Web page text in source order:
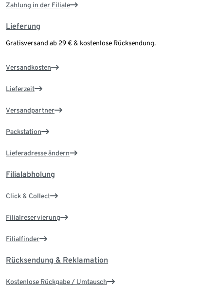
Zahlung in der Filiale
Lieferung
Gratisversand ab 29 € & kostenlose Rücksendung.
Versandkosten
Lieferzeit
Versandpartner
Packstation
Lieferadresse ändern
Filialabholung
Click & Collect
Filialreservierung
Filialfinder
Rücksendung & Reklamation
Kostenlose Rückgabe / Umtausch